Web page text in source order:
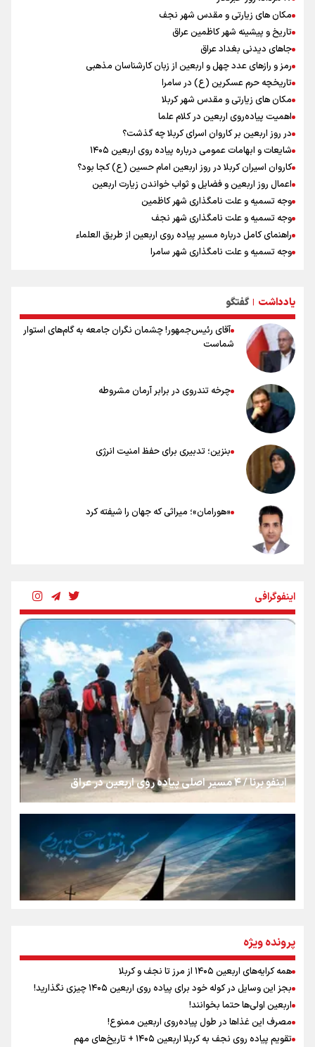
افزایش تعداد قربانیان تیراندازی در مدرسه تایلندی
ورزشکاران سنگنوردی
مکان های زیارتی و مقدس شهر نجف
تاریخ و پیشینه شهر کاظمین عراق
جاهای دیدنی بغداد عراق
رمز و رازهای عدد چهل و اربعین از زبان کارشناسان مذهبی
تاریخچه حرم عسکرین (ع) در سامرا
مکان های زیارتی و مقدس شهر کربلا
اهمیت پیاده‌روی اربعین در کلام علما
در روز اربعین بر کاروان اسرای کربلا چه گذشت؟
شایعات و ابهامات عمومی درباره پیاده روی اربعین ۱۴۰۵
کاروان اسیران کربلا در روز اربعین امام حسین (ع) کجا بود؟
اعمال روز اربعین و فضایل و ثواب خواندن زیارت اربعین
وجه تسمیه و علت نامگذاری شهر کاظمین
وجه تسمیه و علت نامگذاری شهر نجف
راهنمای کامل درباره مسیر پیاده روی اربعین از طریق العلماء
وجه تسمیه و علت نامگذاری شهر سامرا
توصیه هایی مهم برای پیچ خوردگی پا در پیاده روی اربعین
یادداشت | گفتگو
آقای رئیس‌جمهور! چشمان نگران جامعه به گام‌های استوار
شماست
چرخه تندروی در برابر آرمان مشروطه
بنزین؛ تدبیری برای حفظ امنیت انرژی
«هورامان»؛ میراثی که جهان را شیفته کرد
رسانه ملی و حق مردم برای شنیدن صدای رئیس‌جمهوری
روایت ایران از کنار مردم
از طلوع خیابان‌ها تا غروب اشک
جمله‌ای که بغض چهارماهه را شکست؛ «آهای مردم، آقا از
تهران رفتند»
سه حسرتی که به دلم ماند
نگاه تمدنی رهبر شهید به فضای مجازی
اینفوگرافی
اینفو برنا / ۴ مسیر اصلی پیاده روی اربعین در عراق
اینفو برنا / توصیه‌هایی طلایی برای پیاده روی اربعین
پرونده ویژه
همه کرایه‌های اربعین ۱۴۰۵ از مرز تا نجف و کربلا
بجز این وسایل در کوله خود برای پیاده روی اربعین ۱۴۰۵ چیزی نگذارید!
اربعین اولی‌ها حتما بخوانند!
مصرف این غذاها در طول پیاده‌روی اربعین ممنوع!
تقویم پیاده روی نجف به کربلا اربعین ۱۴۰۵ + تاریخ‌های مهم